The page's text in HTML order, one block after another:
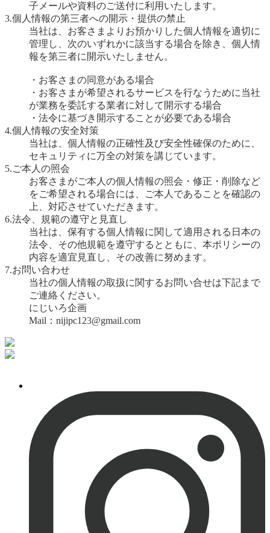
子メールや資料のご送付に利用いたします。
3.個人情報の第三者への開示・提供の禁止
当社は、お客さまよりお預かりした個人情報を適切に
管理し、次のいずれかに該当する場合を除き、個人情
報を第三者に開示いたしません。
・お客さまの同意がある場合
・お客さまが希望されるサービスを行なうために当社
が業務を委託する業者に対して開示する場合
・法令に基づき開示することが必要である場合
4.個人情報の安全対策
当社は、個人情報の正確性及び安全性確保のために、
セキュリティに万全の対策を講じています。
5.ご本人の照会
お客さまがご本人の個人情報の照会・修正・削除など
をご希望される場合には、ご本人であることを確認の
上、対応させていただきます。
6.法令、規範の遵守と見直し
当社は、保有する個人情報に関して適用される日本の
法令、その他規範を遵守するとともに、本ポリシーの
内容を適宜見直し、その改善に努めます。
7.お問い合わせ
当社の個人情報の取扱に関するお問い合せは下記まで
ご連絡ください。
にじいろ企画
Mail：nijipc123@gmail.com